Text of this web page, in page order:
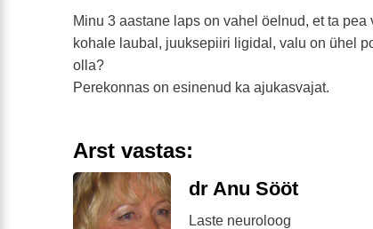
Minu 3 aastane laps on vahel öelnud, et ta pea
kohale laubal, juuksepiiri ligidal, valu on ühel
olla?
Perekonnas on esinenud ka ajukasvajat.
Arst vastas:
dr Anu Sööt
Laste neuroloog